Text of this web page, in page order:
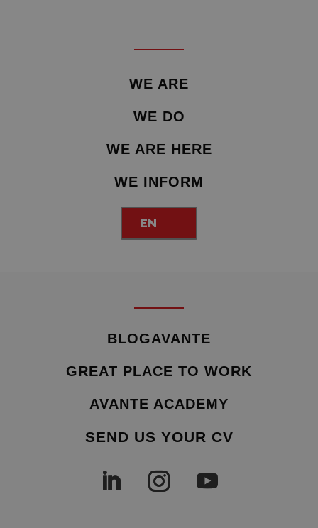
WE ARE
WE DO
WE ARE HERE
WE INFORM
EN
BLOGAVANTE
GREAT PLACE TO WORK
AVANTE ACADEMY
SEND US YOUR CV